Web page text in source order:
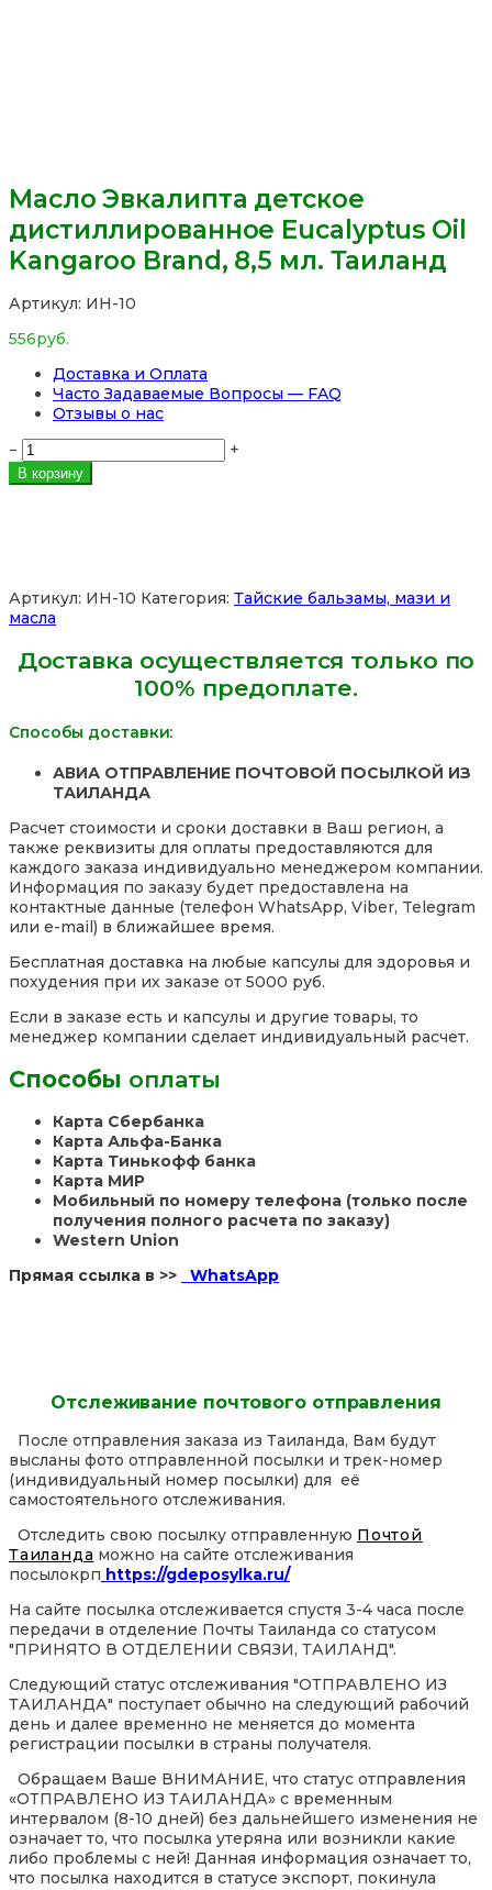
Масло Эвкалипта детское
дистиллированное Eucalyptus Oil
Kangaroo Brand, 8,5 мл. Таиланд
Артикул: ИН-10
556руб.
Доставка и Оплата
Часто Задаваемые Вопросы — FAQ
Отзывы о нас
− Количество
товара
Масло
Kangaroo
Brand,
мл.
+
В корзину
Артикул: ИН-10 Категория: Тайские бальзамы, мази и
масла
Доставка осуществляется только по
100% предоплате.
Способы доставки:
АВИА ОТПРАВЛЕНИЕ ПОЧТОВОЙ ПОСЫЛКОЙ ИЗ
ТАИЛАНДА
Расчет стоимости и сроки доставки в Ваш регион, а
также реквизиты для оплаты предоставляются для
каждого заказа индивидуально менеджером компании.
Информация по заказу будет предоставлена на
контактные данные (телефон WhatsApp, Viber, Telegram
или e-mail) в ближайшее время.
Бесплатная доставка на любые капсулы для здоровья и
похудения при их заказе от 5000 руб.
Если в заказе есть и капсулы и другие товары, то
менеджер компании сделает индивидуальный расчет.
Способы оплаты
Карта Сбербанка
Карта Альфа-Банка
Карта Тинькофф банка
Карта МИР
Мобильный по номеру телефона (только после
получения полного расчета по заказу)
Western Union
Прямая ссылка в >>
WhatsApp
Отслеживание почтового отправления
После отправления заказа из Таиланда, Вам будут
высланы фото отправленной посылки и трек-номер
(индивидуальный номер посылки) для её
самостоятельного отслеживания.
Отследить свою посылку отправленную Почтой
Таиланда можно на сайте отслеживания
посылокрп https://gdeposylka.ru/
На сайте посылка отслеживается спустя 3-4 часа после
передачи в отделение Почты Таиланда со статусом
"ПРИНЯТО В ОТДЕЛЕНИИ СВЯЗИ, ТАИЛАНД".
Следующий статус отслеживания "ОТПРАВЛЕНО ИЗ
ТАИЛАНДА" поступает обычно на следующий рабочий
день и далее временно не меняется до момента
регистрации посылки в страны получателя.
Обращаем Ваше ВНИМАНИЕ, что статус отправления
«ОТПРАВЛЕНО ИЗ ТАИЛАНДА» с временным
интервалом (8-10 дней) без дальнейшего изменения не
означает то, что посылка утеряна или возникли какие
либо проблемы с ней! Данная информация означает то,
что посылка находится в статусе экспорт, покинула